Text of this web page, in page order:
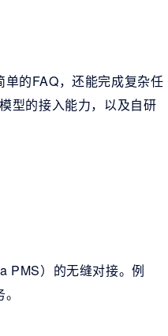
的FAQ，还能完成复杂任
型的接入能力，以及自研
PMS）的无缝对接。例